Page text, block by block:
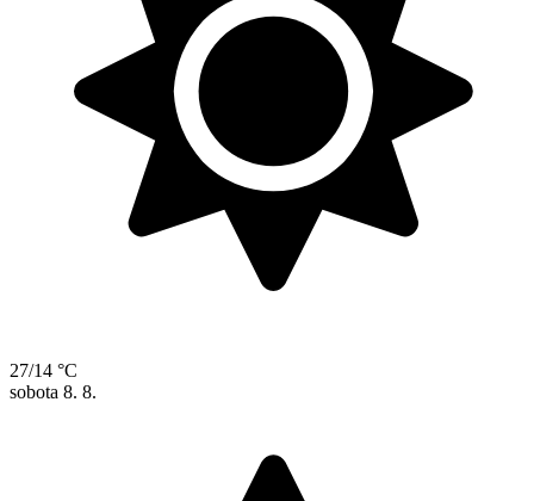
27/14 °C
sobota 8. 8.